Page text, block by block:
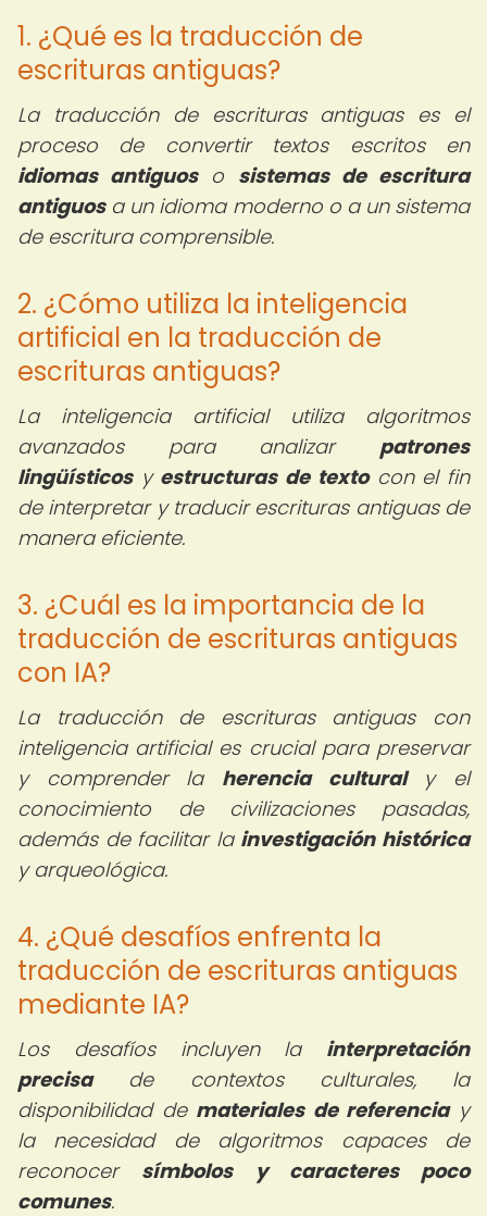
1. ¿Qué es la traducción de
escrituras antiguas?
La traducción de escrituras antiguas es el
proceso de convertir textos escritos en
idiomas antiguoso sistemas de escritura
antiguosa un idioma moderno o a un sistema
de escritura comprensible.
2. ¿Cómo utiliza la inteligencia
artificial en la traducción de
escrituras antiguas?
La inteligencia artificial utiliza algoritmos
avanzados para analizar patrones
lingüísticosy estructuras de textocon el fin
de interpretar y traducir escrituras antiguas de
manera eficiente.
3. ¿Cuál es la importancia de la
traducción de escrituras antiguas
con IA?
La traducción de escrituras antiguas con
inteligencia artificial es crucial para preservar
y comprender la herencia culturaly el
conocimiento de civilizaciones pasadas,
además de facilitar la investigación histórica
y arqueológica.
4. ¿Qué desafíos enfrenta la
traducción de escrituras antiguas
mediante IA?
Los desafíos incluyen la interpretación
precisade contextos culturales, la
disponibilidad de materiales de referenciay
la necesidad de algoritmos capaces de
reconocer símbolos y caracteres poco
comunes.